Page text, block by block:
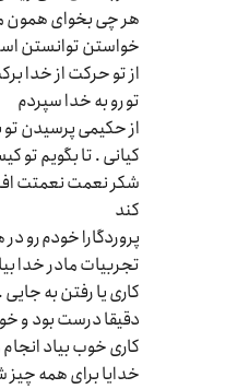
هر چی بخوای همون
خواستن توانستن
از تو حرکت از خدا
تو رو به خدا سپردم
از حکیمی پرسیدن تو
کیانی . تا بگویم تو
شکر نعمت نعمتت
کند
پروردگارا خودم رو
تجربیات مادر خدا
کاری یا رفتن به
دقیقا درست بود و
کاری خوب بیاد
خدایا برای همه